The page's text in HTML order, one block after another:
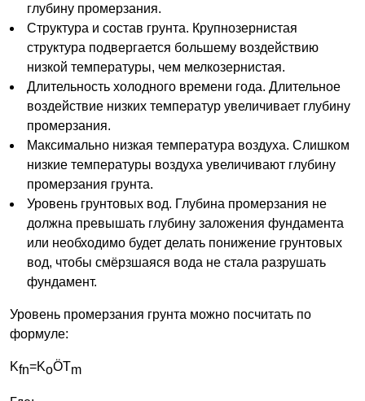
глубину промерзания.
Структура и состав грунта. Крупнозернистая
структура подвергается большему воздействию
низкой температуры, чем мелкозернистая.
Длительность холодного времени года. Длительное
воздействие низких температур увеличивает глубину
промерзания.
Максимально низкая температура воздуха. Слишком
низкие температуры воздуха увеличивают глубину
промерзания грунта.
Уровень грунтовых вод. Глубина промерзания не
должна превышать глубину заложения фундамента
или необходимо будет делать понижение грунтовых
вод, чтобы смёрзшаяся вода не стала разрушать
фундамент.
Уровень промерзания грунта можно посчитать по
формуле:
Kfn=KoÖTm